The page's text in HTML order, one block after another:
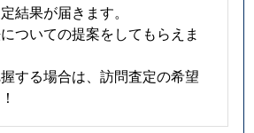
結果が届きます。
ついての提案をしてもらえま
する場合は、訪問査定の希望